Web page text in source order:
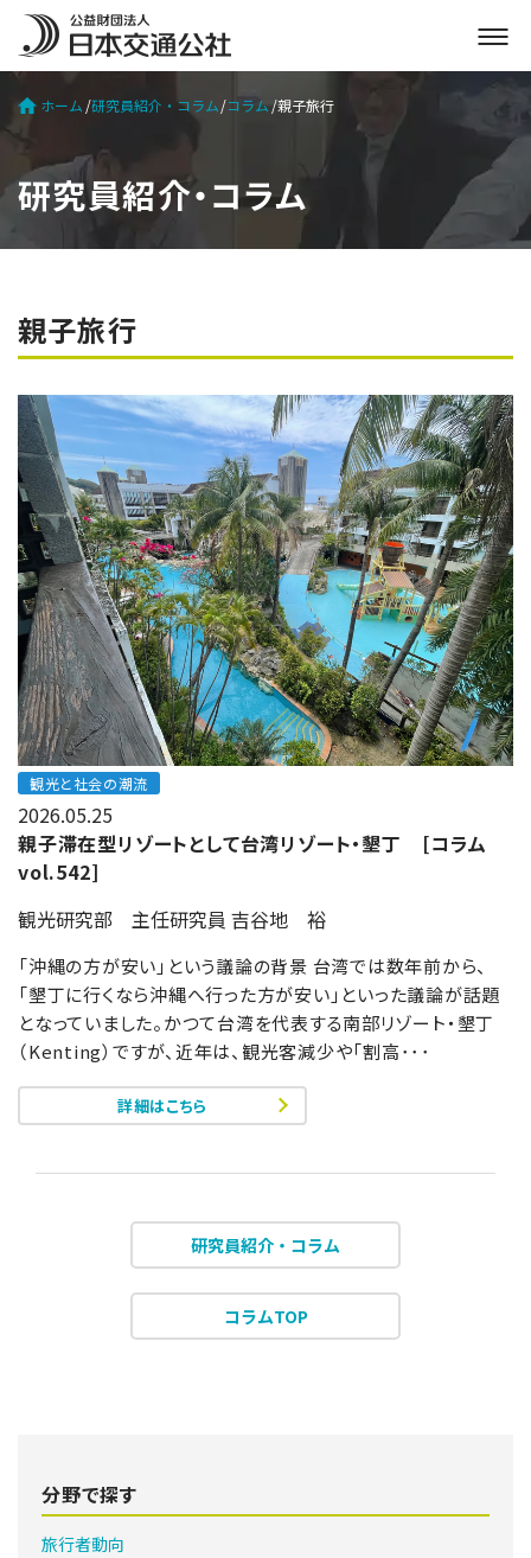
メ
ニ
ュ
開
ホーム 研究員紹介・コラム コラム 親子旅行
研究員紹介・コラム
親子旅行
観光と社会の潮流
2026.05.25
親子滞在型リゾートとして台湾リゾート・墾丁 [コラム
vol.542]
観光研究部 主任研究員 吉谷地 裕
「沖縄の方が安い」という議論の背景 台湾では数年前から、
「墾丁に行くなら沖縄へ行った方が安い」といった議論が話題
となっていました。かつて台湾を代表する南部リゾート・墾丁
（Kenting）ですが、近年は、観光客減少や「割高･･･
詳細はこちら
研究員紹介・コラム
コラムTOP
分野で探す
旅行者動向